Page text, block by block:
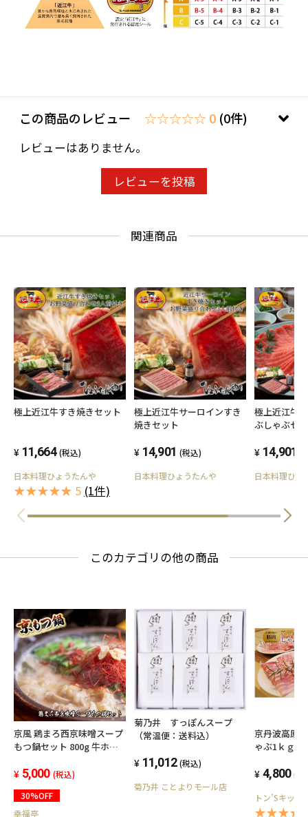
この商品のレビュー ☆☆☆☆☆ 0 (0件)
レビューはありません。
レビューを投稿
関連商品
極上近江牛すき焼きセット
11,664 (税込)
日本料理ひょうたんや
★★★★★ 5 (1件)
極上近江牛サーロインすき
焼きセット
14,901 (税込)
日本料理ひょうたんや
極上近江牛
ぶしゃぶセ
14,901
日本料理ひょ
このカテゴリの他の商品
京風 鶏まろ西京味噌スープ
もつ鍋セット 800g 牛ホル
ョウ5,000 (税込)
30%OFF
幸福亭
菊乃井 すっぽんスープ
（常温便：送料込）
11,012 (税込)
菊乃井 ことよりモール店
京丹波高原
ゃぶ1ｋｇ
4,800 (税
トン’Sキッチ